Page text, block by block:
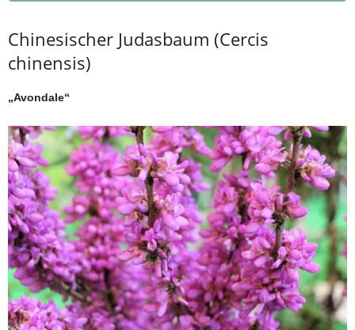
Chinesischer Judasbaum (Cercis
chinensis)
„Avondale“